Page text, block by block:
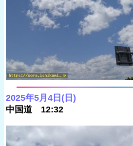
2025年5月4日(日)
中国道 12:32